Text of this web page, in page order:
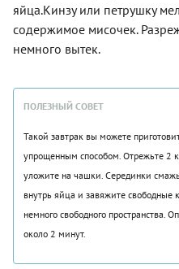
яйца.Кинзу или петрушку
содержимое мисочек.
немного вытек.
ПОЛЕЗНЫЙ СОВЕТ
Такой завтрак вы можете
упрощенным способом. Отрежьте 2
уложите на чашки. Серединки
внутрь яйца и завяжите свободные
немного свободного пространства.
около 2 минут.